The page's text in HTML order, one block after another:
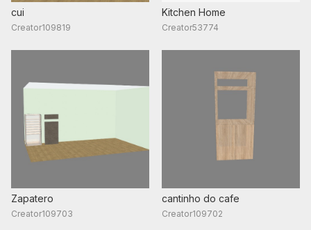
cui
Creator109819
Kitchen Home
Creator53774
Zapatero
Creator109703
cantinho do cafe
Creator109702